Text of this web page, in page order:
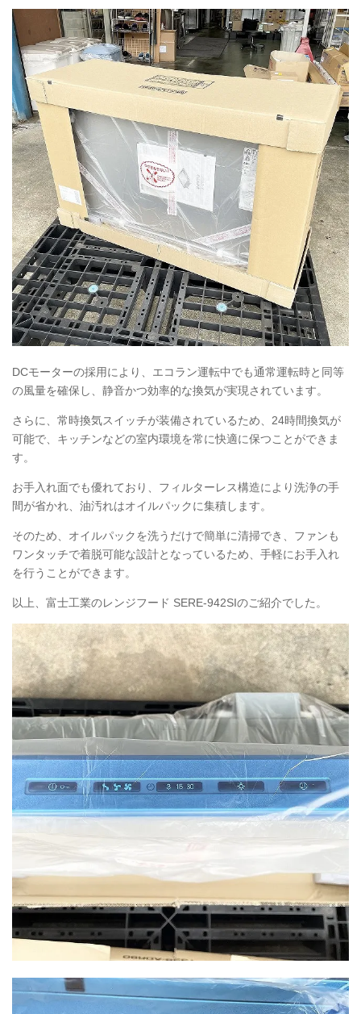
DCモーターの採用により、エコラン運転中でも通常運転時と同等
の風量を確保し、静音かつ効率的な換気が実現されています。
さらに、常時換気スイッチが装備されているため、24時間換気が
可能で、キッチンなどの室内環境を常に快適に保つことができま
す。
お手入れ面でも優れており、フィルターレス構造により洗浄の手
間が省かれ、油汚れはオイルパックに集積します。
そのため、オイルパックを洗うだけで簡単に清掃でき、ファンも
ワンタッチで着脱可能な設計となっているため、手軽にお手入れ
を行うことができます。
以上、富士工業のレンジフード SERE-942SIのご紹介でした。